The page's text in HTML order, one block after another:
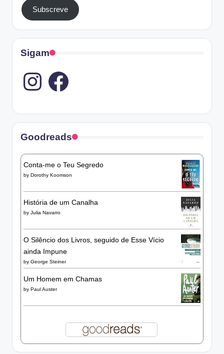
Subscreve
Sigam
Instagram
Goodreads
Conta-me o Teu Segredo
by Dorothy Koomson
História de um Canalha
by Julia Navarro
O Silêncio dos Livros, seguido de Esse Vício
ainda Impune
by George Steiner
Um Homem em Chamas
by Paul Auster